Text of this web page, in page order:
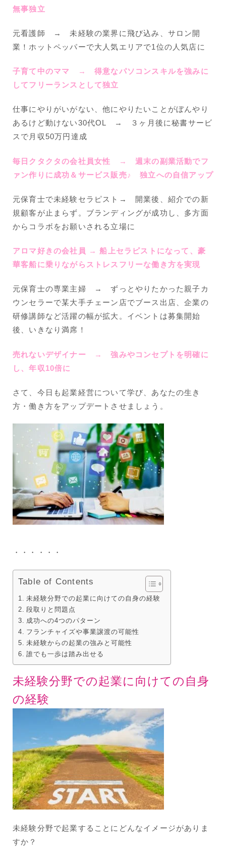
無事独立
元看護師 → 未経験の業界に飛び込み、サロン開
業！ホットペッパーで大人気エリアで1位の人気店に
子育て中のママ → 得意なパソコンスキルを強みに
してフリーランスとして独立
仕事にやりがいがない、他にやりたいことがぼんやり
あるけど動けない30代OL → ３ヶ月後に秘書サービ
スで月収50万円達成
毎日クタクタの会社員女性 → 週末の副業活動でフ
ァン作りに成功＆サービス販売♪ 独立への自信アップ
元保育士で未経験セラピスト→ 開業後、紹介での新
規顧客が止まらず。ブランディングが成功し、多方面
からコラボをお願いされる立場に
アロマ好きの会社員 → 船上セラピストになって、豪
華客船に乗りながらストレスフリーな働き方を実現
元保育士の専業主婦 → ずっとやりたかった親子カ
ウンセラーで某大手チェーン店でブース出店、企業の
研修講師など活躍の幅が拡大。イベントは募集開始
後、いきなり満席！
売れないデザイナー → 強みやコンセプトを明確に
し、年収10倍に
さて、今日も起業経営について学び、あなたの生き
方・働き方をアップデートさせましょう。
・・・・・・
Table of Contents
未経験分野での起業に向けての自身の経験
段取りと問題点
成功への4つのパターン
フランチャイズや事業譲渡の可能性
未経験からの起業の強みと可能性
誰でも一歩は踏み出せる
未経験分野での起業に向けての自身
の経験
未経験分野で起業することにどんなイメージがありま
すか？